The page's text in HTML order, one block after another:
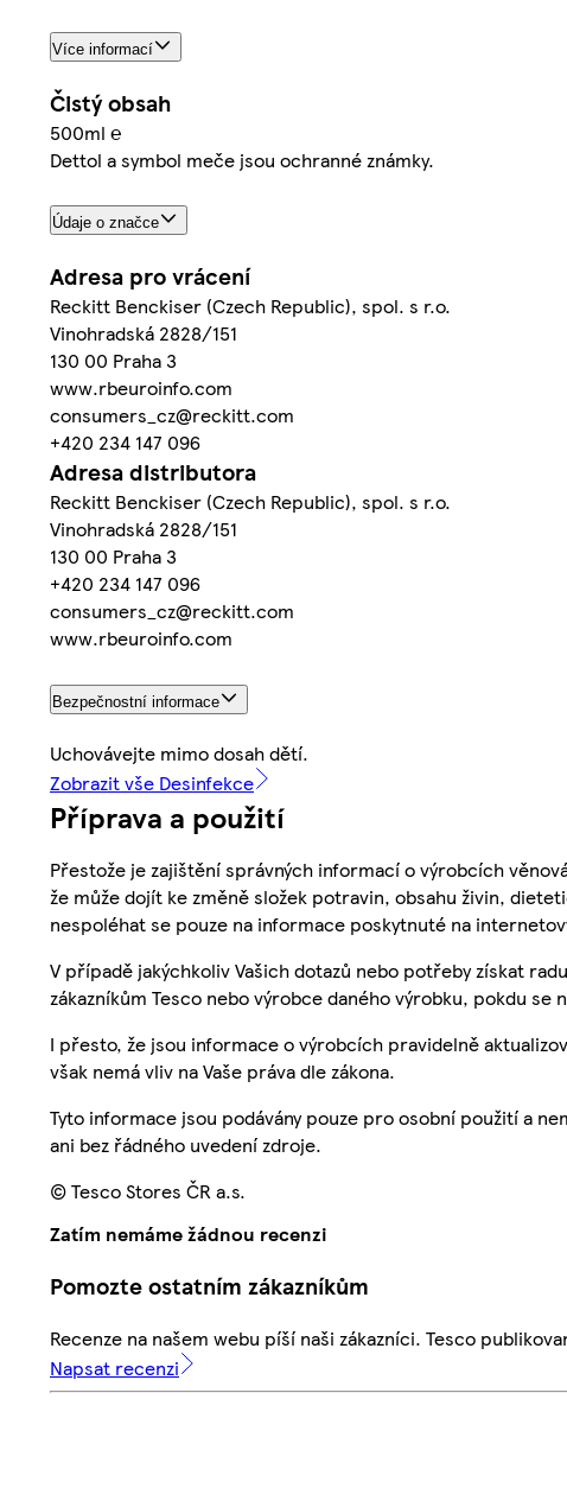
Více informací
Čistý obsah
500ml ℮
Dettol a symbol meče jsou ochranné známky.
Údaje o značce
Adresa pro vrácení
Reckitt Benckiser (Czech Republic), spol. s r.o.
Vinohradská 2828/151
130 00 Praha 3
www.rbeuroinfo.com
consumers_cz@reckitt.com
+420 234 147 096
Adresa distributora
Reckitt Benckiser (Czech Republic), spol. s r.o.
Vinohradská 2828/151
130 00 Praha 3
+420 234 147 096
consumers_cz@reckitt.com
www.rbeuroinfo.com
Bezpečnostní informace
Uchovávejte mimo dosah dětí.
Zobrazit vše Desinfekce
Příprava a použití
Přestože je zajištění správných informací o výrobcích
že může dojít ke změně složek potravin, obsahu živin,
nespoléhat se pouze na informace poskytnuté na
V případě jakýchkoliv Vašich dotazů nebo potřeby získat
zákazníkům Tesco nebo výrobce daného výrobku, pokdu se
I přesto, že jsou informace o výrobcích pravidelně
však nemá vliv na Vaše práva dle zákona.
Tyto informace jsou podávány pouze pro osobní použití a
ani bez řádného uvedení zdroje.
© Tesco Stores ČR a.s.
Zatím nemáme žádnou recenzi
Pomozte ostatním zákazníkům
Recenze na našem webu píší naši zákazníci. Tesco
Napsat recenzi